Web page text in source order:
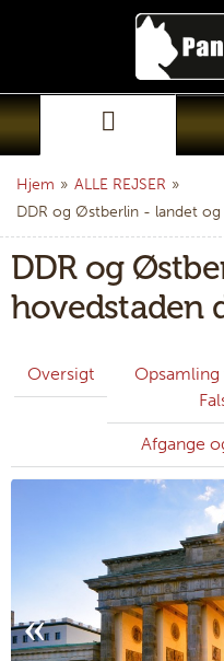
Hjem » ALLE REJSER »
DDR og Østberlin - landet
DDR og
hovedstaden
Oversigt
Afgange